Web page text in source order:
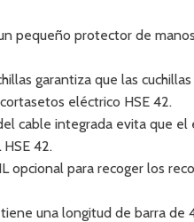
pequeño protector de
garantiza que las
eléctrico HSE 42.
cable integrada evita que
42.
opcional para recoger los
una longitud de barra de